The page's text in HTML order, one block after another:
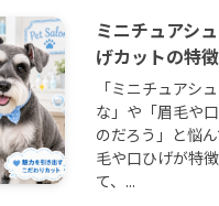
ミニチュアシ
げカットの特徴
「ミニチュアシ
な」や「眉毛や
のだろう」と悩
毛や口ひげが特
て、...